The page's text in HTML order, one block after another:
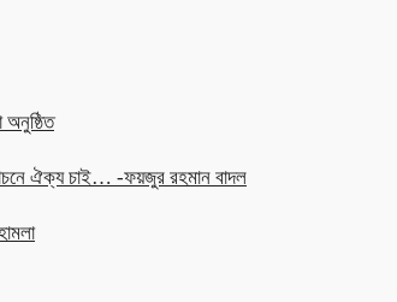
অনুষ্ঠিত
ঐক্য চাই… -ফয়জুর রহমান বাদল